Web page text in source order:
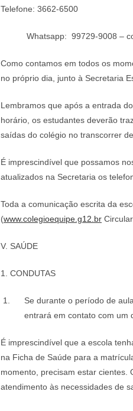
Telefone: 3662-6500
Whatsapp: 99729-9008 –
Como contamos em todos os
no próprio dia, junto à Secretaria
Lembramos que após a entrada
horário, os estudantes deverão
saídas do colégio no transcorrer
É imprescindível que possamos
atualizados na Secretaria os
Toda a comunicação escrita da
(www.colegioequipe.g12.br
V. SAÚDE
1. CONDUTAS
Se durante o período de
entrará em contato com um
É imprescindível que a escola
na Ficha de Saúde para a
momento, precisam estar cientes.
atendimento às necessidades de